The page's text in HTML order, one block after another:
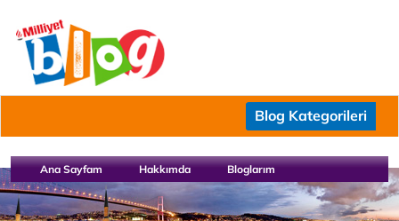
Blog Kategorileri
Ana Sayfam Hakkımda Bloglarım